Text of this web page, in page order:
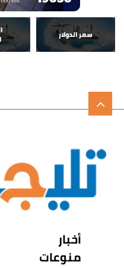
سعر الدولار
أخبار
منوعات